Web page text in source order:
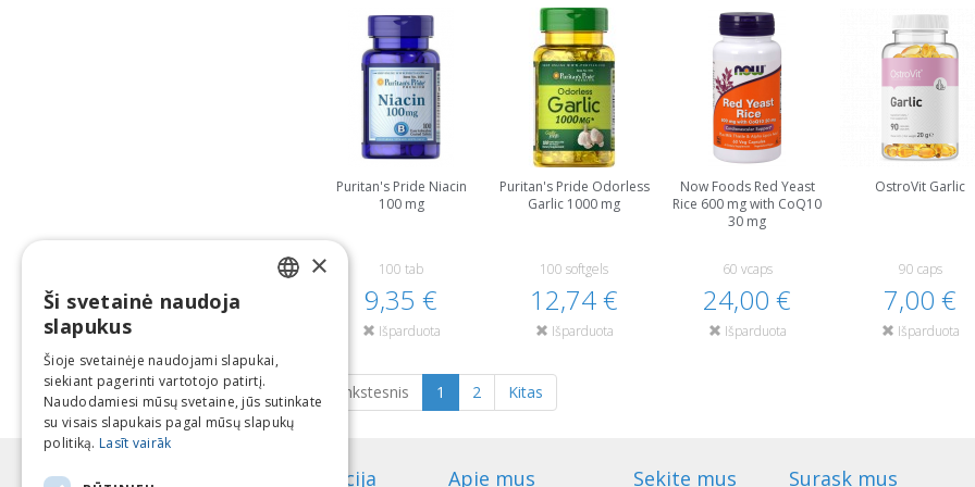
Puritan's Pride Niacin
100 mg
100 tab
9,35 €
Išparduota
Puritan's Pride Odorless
Garlic 1000 mg
100 softgels
12,74 €
Išparduota
Now Foods Red Yeast
Rice 600 mg with CoQ10
30 mg
60 vcaps
24,00 €
Išparduota
OstroVit Garlic
90 caps
7,00 €
Išparduota
Ankstesnis 1 2 Kitas
Informacija Apie mus Sekite mus Surask mus
LITHUANIAN
ESTONIAN
×
Ši svetainė naudoja
slapukus
Šioje svetainėje naudojami slapukai,
siekiant pagerinti vartotojo patirtį.
Naudodamiesi mūsų svetaine, jūs sutinkate
su visais slapukais pagal mūsų slapukų
politiką. Lasīt vairāk